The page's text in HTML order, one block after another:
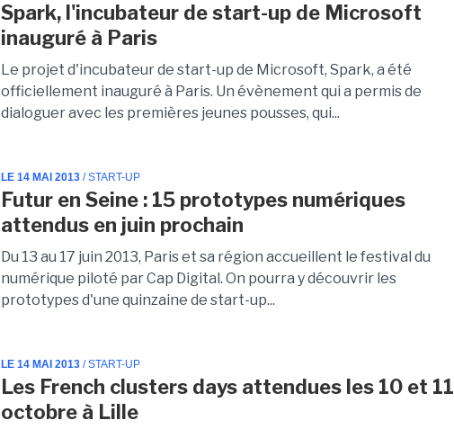
Spark, l'incubateur de start-up de Microsoft
inauguré à Paris
Le projet d'incubateur de start-up de Microsoft, Spark, a été
officiellement inauguré à Paris. Un évènement qui a permis de
dialoguer avec les premières jeunes pousses, qui...
LE 14 MAI 2013 / START-UP
Futur en Seine : 15 prototypes numériques
attendus en juin prochain
Du 13 au 17 juin 2013, Paris et sa région accueillent le festival du
numérique piloté par Cap Digital. On pourra y découvrir les
prototypes d'une quinzaine de start-up...
LE 14 MAI 2013 / START-UP
Les French clusters days attendues les 10 et 11
octobre à Lille